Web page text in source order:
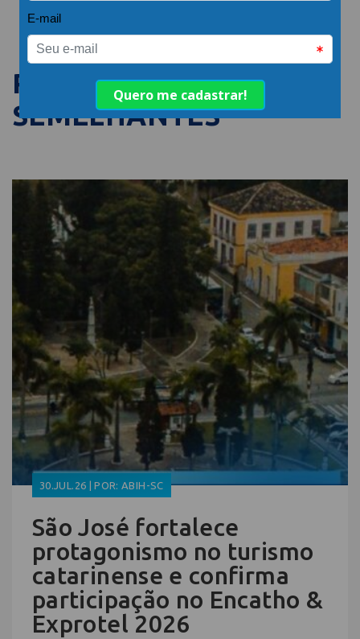
PUBLICAÇÕES
SEMELHANTES
30.JUL.26 | POR: ABIH-SC
São José fortalece
protagonismo no turismo
catarinense e confirma
participação no Encatho &
Exprotel 2026